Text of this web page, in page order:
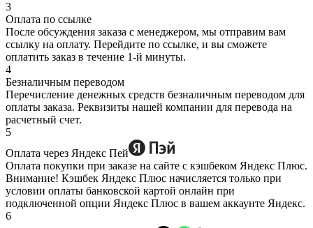
3
Оплата по ссылке
После обсуждения заказа с менеджером, мы отправим вам
ссылку на оплату. Перейдите по ссылке, и вы сможете
оплатить заказ в течение 1-й минуты.
4
Безналичным переводом
Перечисление денежных средств безналичным переводом для
оплаты заказа. Реквизиты нашей компании для перевода на
расчетный счет.
5
Оплата через Яндекс Пей
Оплата покупки при заказе на сайте с кэшбеком Яндекс Плюс.
Внимание! Кэшбек Яндекс Плюс начисляется только при
условии оплаты банковской картой онлайн при
подключенной опции Яндекс Плюс в вашем аккаунте Яндекс.
6